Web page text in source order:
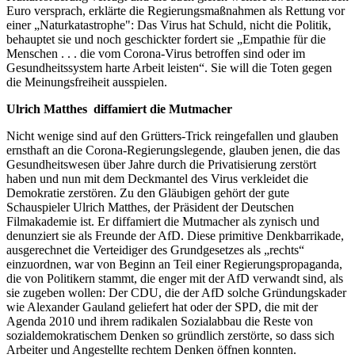
Euro versprach, erklärte die Regierungsmaßnahmen als Rettung vor
einer „Naturkatastrophe": Das Virus hat Schuld, nicht die Politik,
behauptet sie und noch geschickter fordert sie „Empathie für die
Menschen . . . die vom Corona-Virus betroffen sind oder im
Gesundheitssystem harte Arbeit leisten“. Sie will die Toten gegen
die Meinungsfreiheit ausspielen.
Ulrich Matthes diffamiert die Mutmacher
Nicht wenige sind auf den Grütters-Trick reingefallen und glauben
ernsthaft an die Corona-Regierungslegende, glauben jenen, die das
Gesundheitswesen über Jahre durch die Privatisierung zerstört
haben und nun mit dem Deckmantel des Virus verkleidet die
Demokratie zerstören. Zu den Gläubigen gehört der gute
Schauspieler Ulrich Matthes, der Präsident der Deutschen
Filmakademie ist. Er diffamiert die Mutmacher als zynisch und
denunziert sie als Freunde der AfD. Diese primitive Denkbarrikade,
ausgerechnet die Verteidiger des Grundgesetzes als „rechts“
einzuordnen, war von Beginn an Teil einer Regierungspropaganda,
die von Politikern stammt, die enger mit der AfD verwandt sind, als
sie zugeben wollen: Der CDU, die der AfD solche Gründungskader
wie Alexander Gauland geliefert hat oder der SPD, die mit der
Agenda 2010 und ihrem radikalen Sozialabbau die Reste von
sozialdemokratischem Denken so gründlich zerstörte, so dass sich
Arbeiter und Angestellte rechtem Denken öffnen konnten.